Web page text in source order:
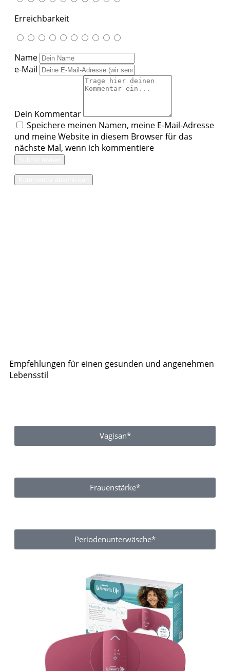
Erreichbarkeit
Name
e-Mail
Dein Kommentar
Speichere meinen Namen, meine E-Mail-Adresse
und meine Website in diesem Browser für das
nächste Mal, wenn ich kommentiere
Empfehlungen für einen gesunden und angenehmen
Lebensstil
Vagisan*
Frauenstärke*
Periodenunterwäsche*